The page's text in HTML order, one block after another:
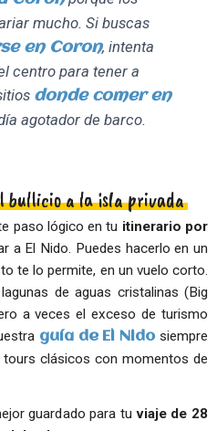
mucho. Si buscas
en Coron, intenta
centro para tener a
donde comer en
agotador de barco.
bullicio a la isla privada
paso lógico en tu itinerario por
a El Nido. Puedes hacerlo en un
te lo permite, en un vuelo corto.
de aguas cristalinas (Big
a veces el exceso de turismo
guía de El Nidosiempre
clásicos con momentos de
guardado para tuviaje de 28